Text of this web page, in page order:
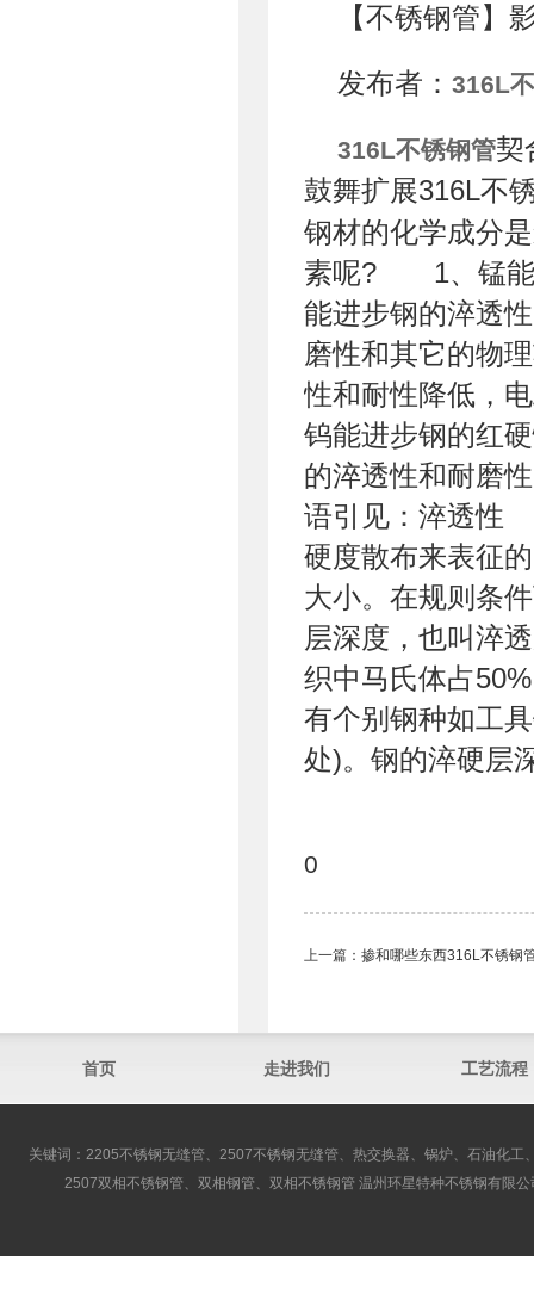
【不锈钢管】
发布者： 316L
316L不锈钢管契
鼓舞扩展316L不
钢材的化学成分
素呢? 1、锰能
能进步钢的淬透
磨性和其它的物
性和耐性降低，
钨能进步钢的红
的淬透性和耐磨
语引见：淬透性
硬度散布来表征
大小。在规则条
层深度，也叫淬
织中马氏体占
有个别钢种如工
处)。钢的淬硬层
0
上一篇： 掺和哪些东西316L不锈钢
首页 走进我们 工艺流程
关键词：2205不锈钢无缝管、2507不锈钢无缝管、热交换器、锅炉、石油化
2507双相不锈钢管、双相钢管、双相不锈钢管 温州环星特种不锈钢有限